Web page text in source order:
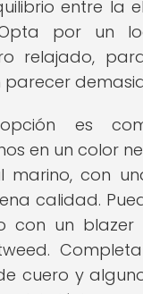
entre la
por un
relajado,
parecer
es
en un color
marino, con
calidad.
con un blazer
cuero y